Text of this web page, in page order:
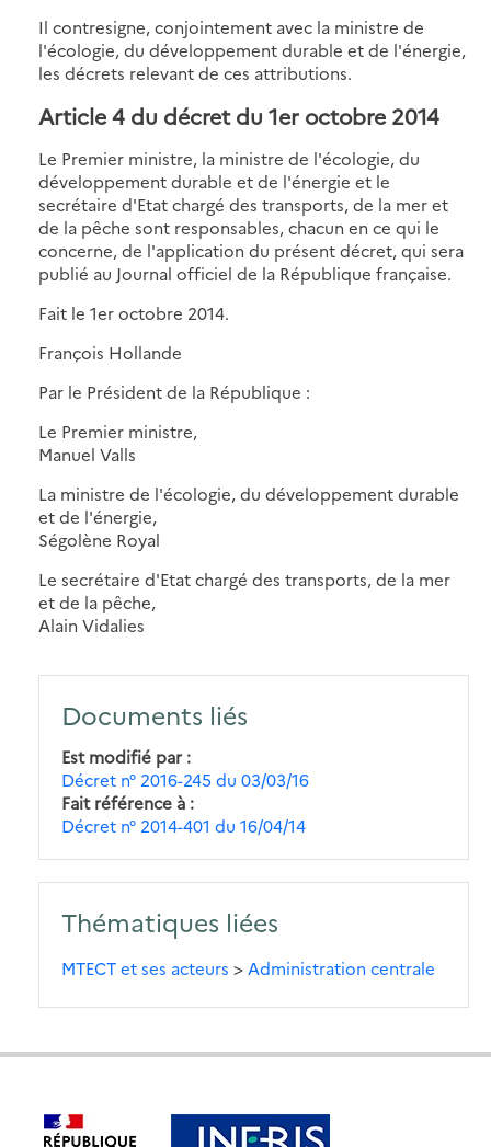
Il contresigne, conjointement avec la ministre de
l'écologie, du développement durable et de l'énergie,
les décrets relevant de ces attributions.
Article 4 du décret du 1er octobre 2014
Le Premier ministre, la ministre de l'écologie, du
développement durable et de l'énergie et le
secrétaire d'Etat chargé des transports, de la mer et
de la pêche sont responsables, chacun en ce qui le
concerne, de l'application du présent décret, qui sera
publié au Journal officiel de la République française.
Fait le 1er octobre 2014.
François Hollande
Par le Président de la République :
Le Premier ministre,
Manuel Valls
La ministre de l'écologie, du développement durable
et de l'énergie,
Ségolène Royal
Le secrétaire d'Etat chargé des transports, de la mer
et de la pêche,
Alain Vidalies
Documents liés
Est modifié par
Décret n° 2016-245 du 03/03/16
Fait référence à
Décret n° 2014-401 du 16/04/14
Thématiques liées
MTECT et ses acteurs > Administration centrale